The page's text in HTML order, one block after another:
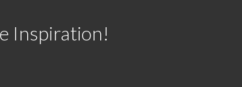
Inspiration!